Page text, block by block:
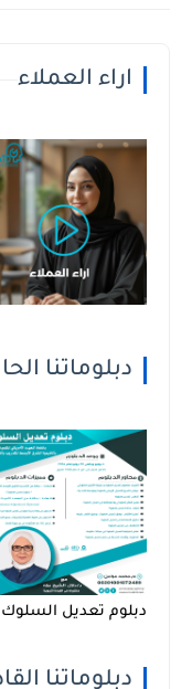
اراء العملاء
دبلوماتنا
دبلوم تعديل السلوك
دبلوماتنا